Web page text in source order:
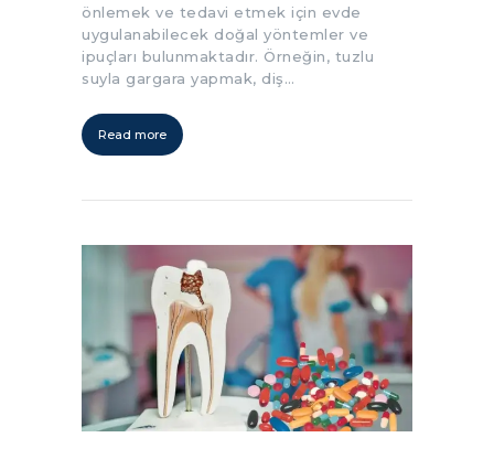
önlemek ve tedavi etmek için evde
uygulanabilecek doğal yöntemler ve
ipuçları bulunmaktadır. Örneğin, tuzlu
suyla gargara yapmak, diş…
Read more